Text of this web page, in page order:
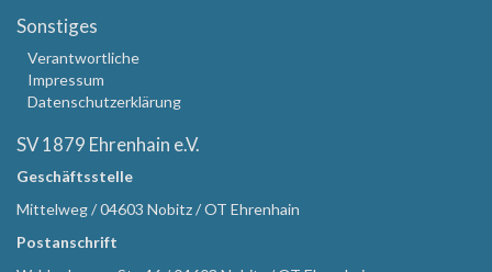
Sonstiges
Verantwortliche
Impressum
Datenschutzerklärung
SV 1879 Ehrenhain e.V.
Geschäftsstelle
Mittelweg / 04603 Nobitz / OT Ehrenhain
Postanschrift